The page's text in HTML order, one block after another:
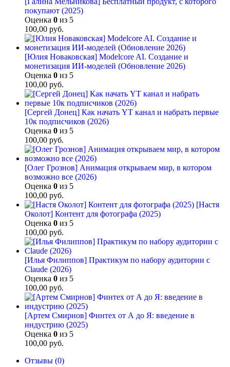
покупают (2025)
Оценка 0 из 5
100,00 руб.
[Юлия Новаковская] Modelcore AI. Создание и
монетизация ИИ-моделей (Обновление 2026)
Оценка 0 из 5
100,00 руб.
[Сергей Донец] Как начать YT канал и набрать первые
10к подписчиков (2026)
Оценка 0 из 5
100,00 руб.
[Олег Грознов] Анимация открываем мир, в котором
возможно все (2026)
Оценка 0 из 5
100,00 руб.
[Настя
Околот] Контент для фотографа (2025)
Оценка 0 из 5
100,00 руб.
[Илья Филиппов] Практикум по набору аудитории с
Claude (2026)
Оценка 0 из 5
100,00 руб.
[Артем Смирнов] Финтех от А до Я: введение в
индустрию (2025)
Оценка 0 из 5
100,00 руб.
Отзывы (0)